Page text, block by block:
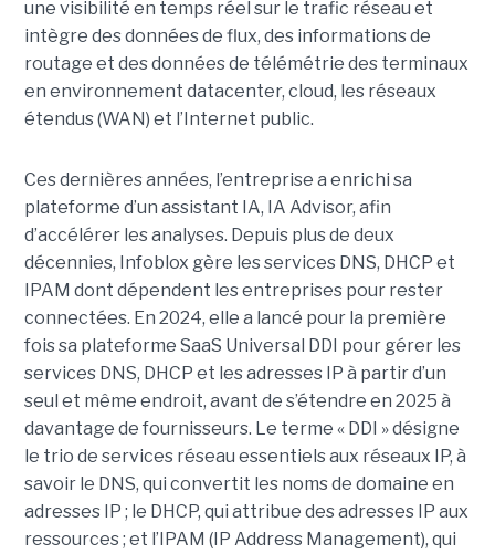
une visibilité en temps réel sur le trafic réseau et
intègre des données de flux, des informations de
routage et des données de télémétrie des terminaux
en environnement datacenter, cloud, les réseaux
étendus (WAN) et l’Internet public.
Ces dernières années, l’entreprise a enrichi sa
plateforme d’un assistant IA, IA Advisor, afin
d’accélérer les analyses. Depuis plus de deux
décennies, Infoblox gère les services DNS, DHCP et
IPAM dont dépendent les entreprises pour rester
connectées. En 2024, elle a lancé pour la première
fois sa plateforme SaaS Universal DDI pour gérer les
services DNS, DHCP et les adresses IP à partir d’un
seul et même endroit, avant de s’étendre en 2025 à
davantage de fournisseurs. Le terme « DDI » désigne
le trio de services réseau essentiels aux réseaux IP, à
savoir le DNS, qui convertit les noms de domaine en
adresses IP ; le DHCP, qui attribue des adresses IP aux
ressources ; et l’IPAM (IP Address Management), qui